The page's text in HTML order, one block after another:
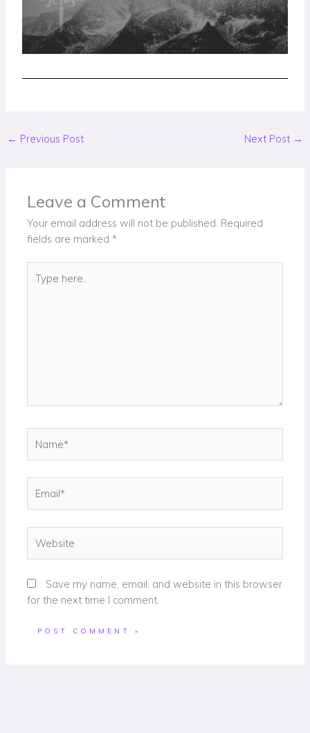
← Previous Post Next Post →
Leave a Comment
Your email address will not be published. Required
fields are marked *
here..
Save my name, email, and website in this browser
for the next time I comment.